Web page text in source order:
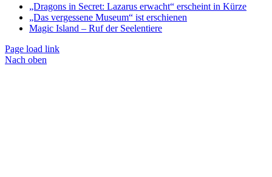
„Dragons in Secret: Lazarus erwacht“ erscheint in Kürze
„Das vergessene Museum“ ist erschienen
Magic Island – Ruf der Seelentiere
Page load link
Nach oben